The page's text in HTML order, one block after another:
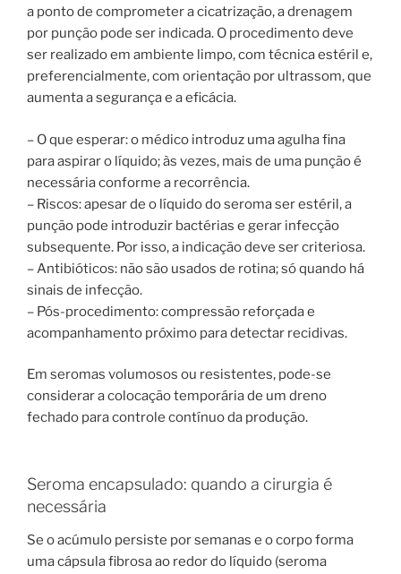
a ponto de comprometer a cicatrização, a drenagem
por punção pode ser indicada. O procedimento deve
ser realizado em ambiente limpo, com técnica estéril e,
preferencialmente, com orientação por ultrassom, que
aumenta a segurança e a eficácia.
– O que esperar: o médico introduz uma agulha fina
para aspirar o líquido; às vezes, mais de uma punção é
necessária conforme a recorrência.
– Riscos: apesar de o líquido do seroma ser estéril, a
punção pode introduzir bactérias e gerar infecção
subsequente. Por isso, a indicação deve ser criteriosa.
– Antibióticos: não são usados de rotina; só quando há
sinais de infecção.
– Pós-procedimento: compressão reforçada e
acompanhamento próximo para detectar recidivas.
Em seromas volumosos ou resistentes, pode-se
considerar a colocação temporária de um dreno
fechado para controle contínuo da produção.
Seroma encapsulado: quando a cirurgia é
necessária
Se o acúmulo persiste por semanas e o corpo forma
uma cápsula fibrosa ao redor do líquido (seroma